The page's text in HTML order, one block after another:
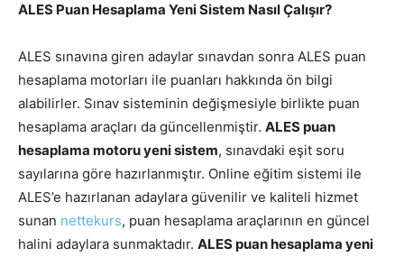
ALES Puan Hesaplama Yeni Sistem Nasıl Çalışır?
ALES sınavına giren adaylar sınavdan sonra ALES puan
hesaplama motorları ile puanları hakkında ön bilgi
alabilirler. Sınav sisteminin değişmesiyle birlikte puan
hesaplama araçları da güncellenmiştir. ALES puan
hesaplama motoru yeni sistem, sınavdaki eşit soru
sayılarına göre hazırlanmıştır. Online eğitim sistemi ile
ALES’e hazırlanan adaylara güvenilir ve kaliteli hizmet
sunan nettekurs, puan hesaplama araçlarının en güncel
halini adaylara sunmaktadır. ALES puan hesaplama yeni